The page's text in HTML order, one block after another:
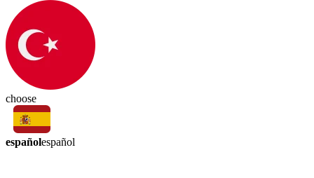
choose
españolespañol